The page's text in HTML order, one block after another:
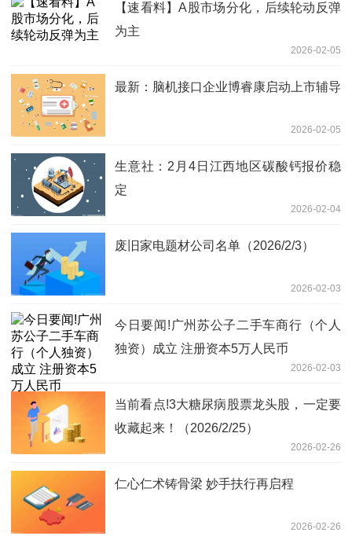
【速看料】A股市场分化，后续轮动反弹
为主
2026-02-05
最新：脑机接口企业博睿康启动上市辅导
2026-02-05
生意社：2月4日江西地区碳酸钙报价稳
定
2026-02-04
废旧家电题材公司名单（2026/2/3）
2026-02-03
今日要闻!广州苏公子二手车商行（个人
独资）成立 注册资本5万人民币
2026-02-03
当前看点!3大糖尿病股票龙头股，一定要
收藏起来！（2026/2/25）
2026-02-26
仁心仁术铸骨梁 妙手扶行再启程
2026-02-26